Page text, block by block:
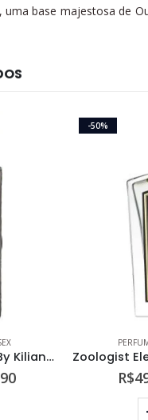
base majestosa de
Perfume Black Phantom By Kilian Unissex Eau de Parfum
Faixa
As opções podem ser escolhidas na página do produto
-50%
R$